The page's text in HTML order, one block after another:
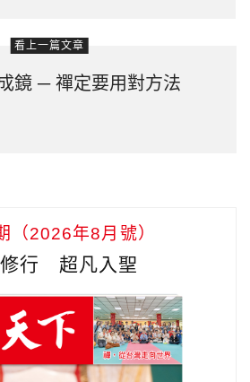
看上一篇文章
鏡 ─ 禪定要用對方法
（2026年8月號）
行 超凡入聖